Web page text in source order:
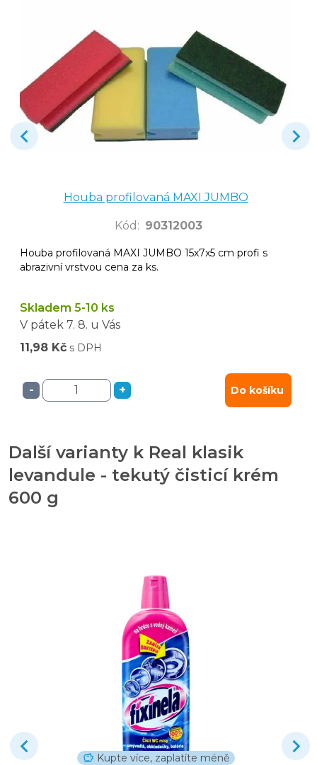
Houba profilovaná MAXI JUMBO
Kód : 90312003
Houba profilovaná MAXI JUMBO 15x7x5 cm profi s
abrazivní vrstvou cena za ks.
Skladem 5-10 ks
V pátek 7. 8. u Vás
11,98 Kč s DPH
- + Do košíku
Další varianty k Real klasik
levandule - tekutý čisticí krém
600 g
Kupte více, zaplatíte méně